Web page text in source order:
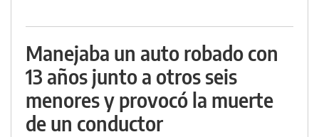
Manejaba un auto robado con
13 años junto a otros seis
menores y provocó la muerte
de un conductor